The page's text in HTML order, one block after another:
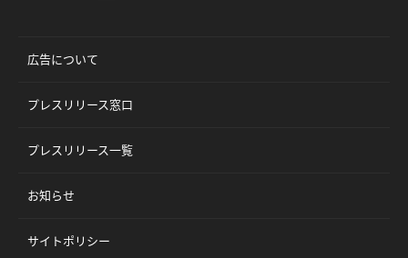
広告について
プレスリリース窓口
プレスリリース一覧
お知らせ
サイトポリシー